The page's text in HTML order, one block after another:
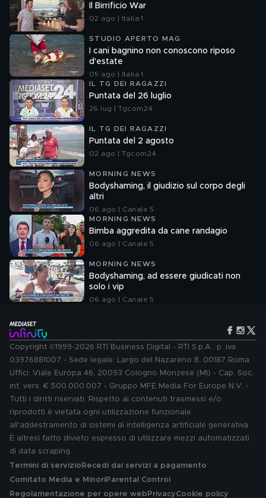
Il Birrificio War
02 ago | Italia 1
STUDIO APERTO MAG
I cani bagnino non conoscono riposo
d'estate
05 ago | Italia 1
IL TG DEI RAGAZZI
Puntata del 26 luglio
26 lug | Tgcom24
IL TG DEI RAGAZZI
Puntata del 2 agosto
02 ago | Tgcom24
MORNING NEWS
Bodyshaming, il giudizio sul corpo degli
altri
06 ago | Canale 5
MORNING NEWS
Bimba aggredita da cane randagio
06 ago | Canale 5
MORNING NEWS
Bodyshaming, ad essere giudicati non
solo i vip
06 ago | Canale 5
Copyright ©1999-2026 RTI Business Digital - RTI S.p.A.: p. iva
03976881007 - Sede legale: Largo del Nazareno 8, 00187 Roma.
Uffici: Viale Europa 46, 20093 Cologno Monzese (MI) - Cap. Soc.
int. vers. € 500.000.007 - Gruppo MFE Media For Europe N.V. -
Tutti i diritti riservati. Rispetto ai contenuti trasmessi e/o
riprodotti è vietata ogni utilizzazione funzionale
all'addestramento di sistemi di intelligenza artificiale generativa.
È altresì fatto divieto espresso di utilizzare mezzi automatizzati
di data scraping.
Termini di servizio Recedi dai servizi a pagamento
Comitato Media e MinoriParental Control
Regolamentazione per opere web PrivacyCookie policy